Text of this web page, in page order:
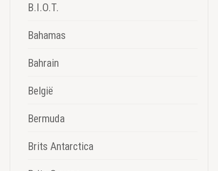
B.I.O.T.
Bahamas
Bahrain
België
Bermuda
Brits Antarctica